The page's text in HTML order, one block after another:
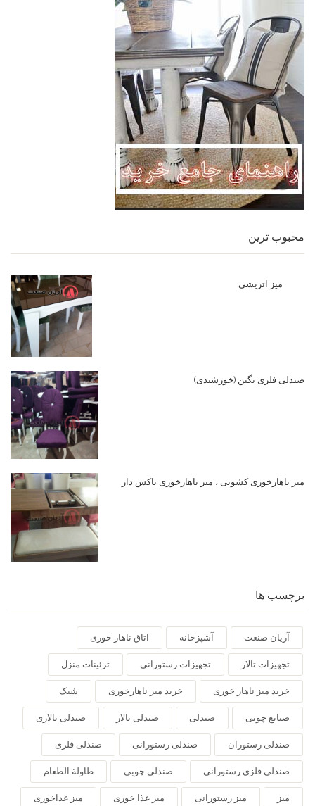
محبوب ترین
میز اتریشی
صندلی فلزی نگین (خورشیدی)
میز ناهارخوری کشویی ، میز ناهارخوری باکس دار
برچسب ها
آریان صنعت آشپزخانه اتاق ناهار خوری
تجهیزات تالار تجهیزات رستورانی تزئینات منزل
خرید میز ناهار خوری خرید میز ناهارخوری شیک
صنایع چوبی صندلی صندلی تالار صندلی تالاری
صندلی رستوران صندلی رستورانی صندلی فلزی
صندلی فلزی رستورانی صندلی چوبی طاولة الطعام
میز میز رستورانی میز غذا خوری میز غذاخوری